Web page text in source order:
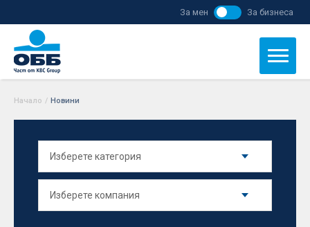
За мен За бизнеса
Начало / Новини